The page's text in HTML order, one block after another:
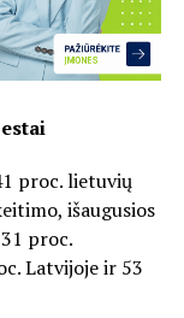
proc. lietuvių
išaugusios
proc.
Latvijoje ir 53